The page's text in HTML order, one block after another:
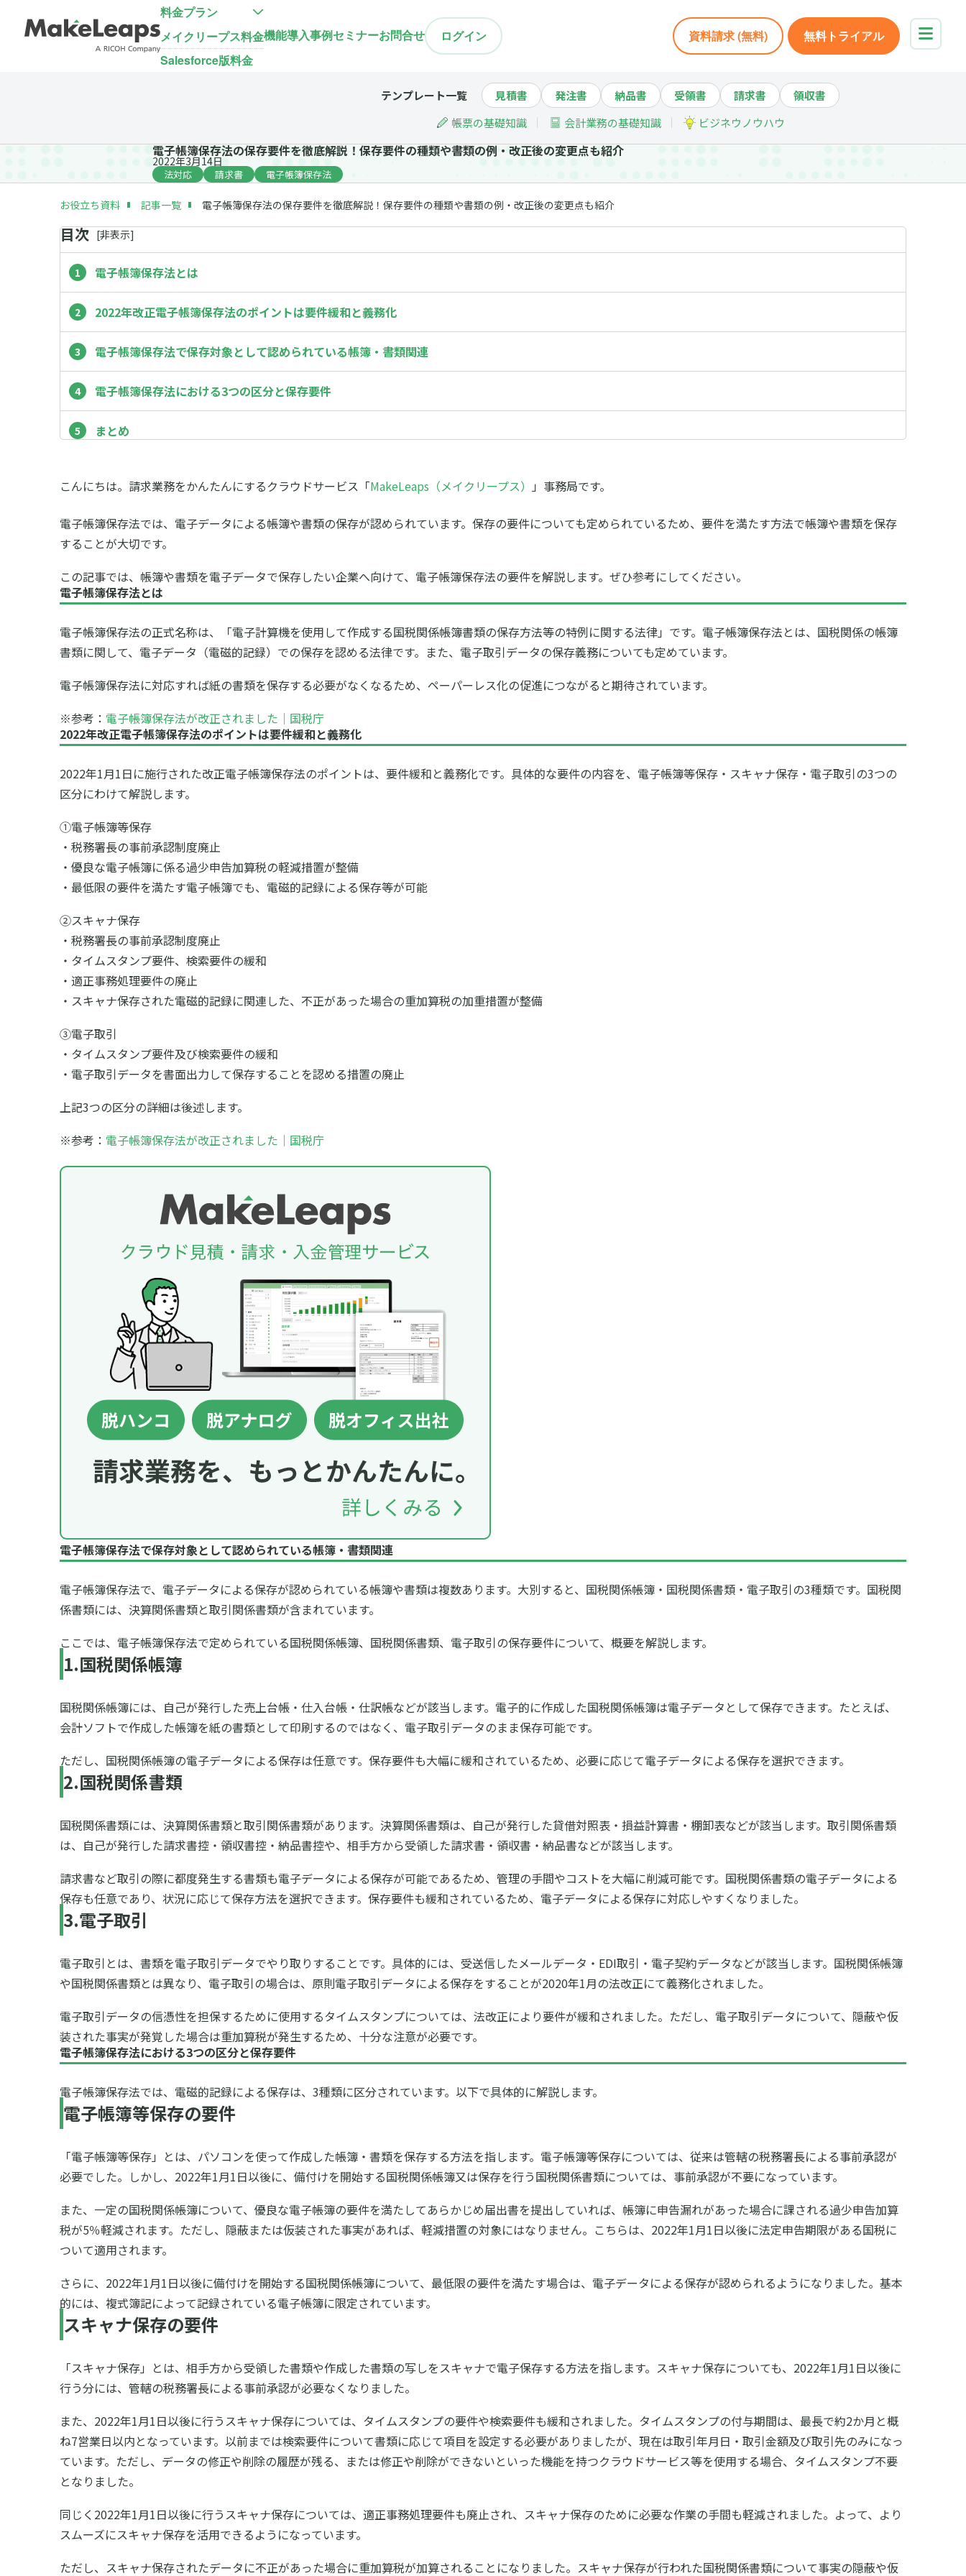
料金プラン
メイクリープス料金
Salesforce版料金
機能導入事例セミナーお問合せ ログイン 資料請求 (無料) 無料トライアル
テンプレート一覧 見積書 発注書 納品書 受領書 請求書
領収書
帳票の基礎知識
会計業務の基礎知識 ビジネウノウハウ
電子帳簿保存法の保存要件を徹底解説！保存要件の種類や書類の例・改正後の変更点も紹介
2022年3月14日
法対応 請求書 電子帳簿保存法
お役立ち資料 記事一覧 電子帳簿保存法の保存要件を徹底解説！保存要件の種類や書類の例・改正後の変更点も紹介
目次 [非表示]
電子帳簿保存法とは
2022年改正電子帳簿保存法のポイントは要件緩和と義務化
電子帳簿保存法で保存対象として認められている帳簿・書類関連
電子帳簿保存法における3つの区分と保存要件
まとめ
こんにちは。請求業務をかんたんにするクラウドサービス「MakeLeaps（メイクリープス） 」事務局です。
電子帳簿保存法では、電子データによる帳簿や書類の保存が認められています。保存の要件についても定められているため、要件を満たす方法で帳簿や書類を保存
することが大切です。
この記事では、帳簿や書類を電子データで保存したい企業へ向けて、電子帳簿保存法の要件を解説します。ぜひ参考にしてください。
電子帳簿保存法とは
電子帳簿保存法の正式名称は、「電子計算機を使用して作成する国税関係帳簿書類の保存方法等の特例に関する法律」です。電子帳簿保存法とは、国税関係の帳簿
書類に関して、電子データ（電磁的記録）での保存を認める法律です。また、電子取引データの保存義務についても定めています。
電子帳簿保存法に対応すれば紙の書類を保存する必要がなくなるため、ペーパーレス化の促進につながると期待されています。
※参考： 電子帳簿保存法が改正されました｜国税庁
2022年改正電子帳簿保存法のポイントは要件緩和と義務化
2022年1月1日に施行された改正電子帳簿保存法のポイントは、要件緩和と義務化です。具体的な要件の内容を、電子帳簿等保存・スキャナ保存・電子取引の3つの
区分にわけて解説します。
①電子帳簿等保存
・税務署長の事前承認制度廃止
・優良な電子帳簿に係る過少申告加算税の軽減措置が整備
・最低限の要件を満たす電子帳簿でも、電磁的記録による保存等が可能
②スキャナ保存
・税務署長の事前承認制度廃止
・タイムスタンプ要件、検索要件の緩和
・適正事務処理要件の廃止
・スキャナ保存された電磁的記録に関連した、不正があった場合の重加算税の加重措置が整備
③電子取引
・タイムスタンプ要件及び検索要件の緩和
・電子取引データを書面出力して保存することを認める措置の廃止
上記3つの区分の詳細は後述します。
※参考： 電子帳簿保存法が改正されました｜国税庁
電子帳簿保存法で保存対象として認められている帳簿・書類関連
電子帳簿保存法で、電子データによる保存が認められている帳簿や書類は複数あります。大別すると、国税関係帳簿・国税関係書類・電子取引の3種類です。国税関
係書類には、決算関係書類と取引関係書類が含まれています。
ここでは、電子帳簿保存法で定められている国税関係帳簿、国税関係書類、電子取引の保存要件について、概要を解説します。
1.国税関係帳簿
国税関係帳簿には、自己が発行した売上台帳・仕入台帳・仕訳帳などが該当します。電子的に作成した国税関係帳簿は電子データとして保存できます。たとえば、
会計ソフトで作成した帳簿を紙の書類として印刷するのではなく、電子取引データのまま保存可能です。
ただし、国税関係帳簿の電子データによる保存は任意です。保存要件も大幅に緩和されているため、必要に応じて電子データによる保存を選択できます。
2.国税関係書類
国税関係書類には、決算関係書類と取引関係書類があります。決算関係書類は、自己が発行した貸借対照表・損益計算書・棚卸表などが該当します。取引関係書類
は、自己が発行した請求書控・領収書控・納品書控や、相手方から受領した請求書・領収書・納品書などが該当します。
請求書など取引の際に都度発生する書類も電子データによる保存が可能であるため、管理の手間やコストを大幅に削減可能です。国税関係書類の電子データによる
保存も任意であり、状況に応じて保存方法を選択できます。保存要件も緩和されているため、電子データによる保存に対応しやすくなりました。
3.電子取引
電子取引とは、書類を電子取引データでやり取りすることです。具体的には、受送信したメールデータ・EDI取引・電子契約データなどが該当します。国税関係帳簿
や国税関係書類とは異なり、電子取引の場合は、原則電子取引データによる保存をすることが2020年1月の法改正にて義務化されました。
電子取引データの信憑性を担保するために使用するタイムスタンプについては、法改正により要件が緩和されました。ただし、電子取引データについて、隠蔽や仮
装された事実が発覚した場合は重加算税が発生するため、十分な注意が必要です。
電子帳簿保存法における3つの区分と保存要件
電子帳簿保存法では、電磁的記録による保存は、3種類に区分されています。以下で具体的に解説します。
電子帳簿等保存の要件
「電子帳簿等保存」とは、パソコンを使って作成した帳簿・書類を保存する方法を指します。電子帳簿等保存については、従来は管轄の税務署長による事前承認が
必要でした。しかし、2022年1月1日以後に、備付けを開始する国税関係帳簿又は保存を行う国税関係書類については、事前承認が不要になっています。
また、一定の国税関係帳簿について、優良な電子帳簿の要件を満たしてあらかじめ届出書を提出していれば、帳簿に申告漏れがあった場合に課される過少申告加算
税が5％軽減されます。ただし、隠蔽または仮装された事実があれば、軽減措置の対象にはなりません。こちらは、2022年1月1日以後に法定申告期限がある国税に
ついて適用されます。
さらに、2022年1月1日以後に備付けを開始する国税関係帳簿について、最低限の要件を満たす場合は、電子データによる保存が認められるようになりました。基本
的には、複式簿記によって記録されている電子帳簿に限定されています。
スキャナ保存の要件
「スキャナ保存」とは、相手方から受領した書類や作成した書類の写しをスキャナで電子保存する方法を指します。スキャナ保存についても、2022年1月1日以後に
行う分には、管轄の税務署長による事前承認が必要なくなりました。
また、2022年1月1日以後に行うスキャナ保存については、タイムスタンプの要件や検索要件も緩和されました。タイムスタンプの付与期間は、最長で約2か月と概
ね7営業日以内となっています。以前までは検索要件について書類に応じて項目を設定する必要がありましたが、現在は取引年月日・取引金額及び取引先のみになっ
ています。ただし、データの修正や削除の履歴が残る、または修正や削除ができないといった機能を持つクラウドサービス等を使用する場合、タイムスタンプ不要
となりました。
同じく2022年1月1日以後に行うスキャナ保存については、適正事務処理要件も廃止され、スキャナ保存のために必要な作業の手間も軽減されました。よって、より
スムーズにスキャナ保存を活用できるようになっています。
ただし、スキャナ保存されたデータに不正があった場合に重加算税が加算されることになりました。スキャナ保存が行われた国税関係書類について事実の隠蔽や仮